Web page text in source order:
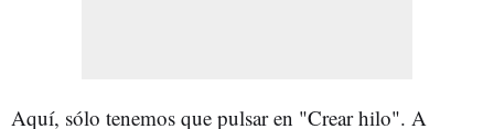
Aquí, sólo tenemos que pulsar en "Crear hilo". A